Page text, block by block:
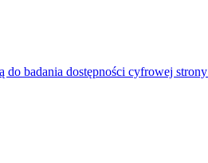
do badania dostępności cyfrowej